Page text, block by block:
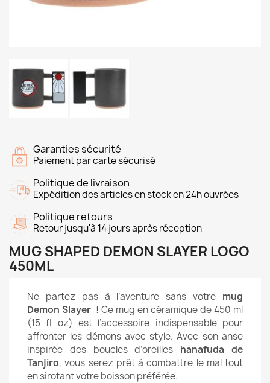
Garanties sécurité
Paiement par carte sécurisé
Politique de livraison
Expédition des articles en stock en 24h ouvrées
Politique retours
Retour jusqu'à 14 jours après réception
MUG SHAPED DEMON SLAYER LOGO
450ML
Ne partez pas à l’aventure sans votre mug
Demon Slayer ! Ce mug en céramique de 450 ml
(15 fl oz) est l’accessoire indispensable pour
affronter les démons avec style. Avec son anse
inspirée des boucles d’oreilles hanafuda de
Tanjiro, vous serez prêt à combattre le mal tout
en sirotant votre boisson préférée.